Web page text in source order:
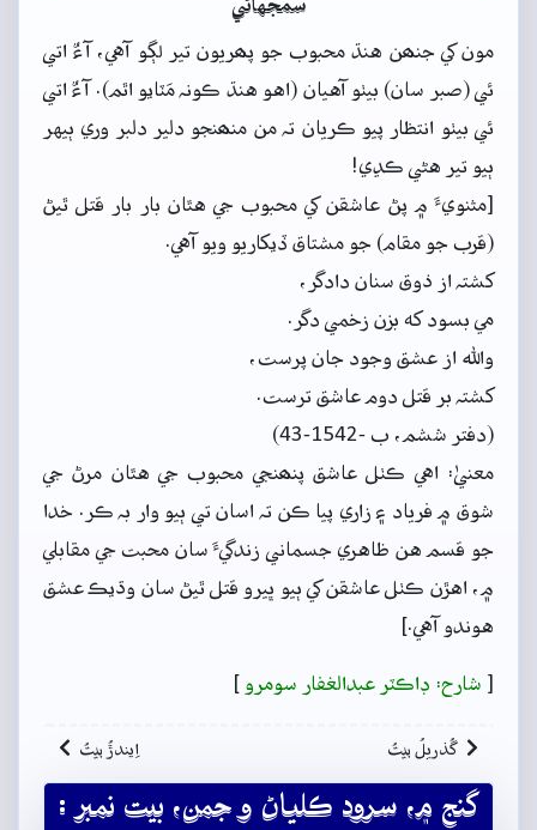
سمجهاڻي
مون کي جنھن هنڌ محبوب جو پھريون تير لڳو آهي، آءٌ اتي
ئي (صبر سان) بيٺو آهيان (اهو هنڌ ڪونہ مَٽايو اٿم). آءٌ اتي
ئي بيٺو انتظار پيو ڪريان تہ من منھنجو دلير دلبر وري ٻيهر
ٻيو تير هڻي ڪڍي!
[مثنويءَ ۾ پڻ عاشقن کي محبوب جي هٿان بار بار قتل ٿيڻ
(قرب جو مقام) جو مشتاق ڏيکاريو ويو آهي.
کشتہ از ذوق سنان دادگر،
مي بسود که بزن زخمي دگر.
والله از عشق وجود جان پرست،
کشتہ بر قتل دوم عاشق ترست.
(دفتر ششم، ب -1542-43)
معنيٰ: اهي ڪٺل عاشق پنھنجي محبوب جي هٿان مرڻ جي
شوق ۾ فرياد ۽ زاري پيا ڪن تہ اسان تي ٻيو وار بہ ڪر. خدا
جو قسم هن ظاهري جسماني زندگيءَ سان محبت جي مقابلي
۾، اهڙن ڪٺل عاشقن کي ٻيو ڀيرو قتل ٿيڻ سان وڌيڪ عشق
هوندو آهي.]
[ شارح: ڊاڪٽر عبدالغفار سومرو ]
گُذريلُ بيتُ اِيندڙُ بيتُ
گنج ۾، سرود ڪلياڻ و جمن، بيت نمبر :